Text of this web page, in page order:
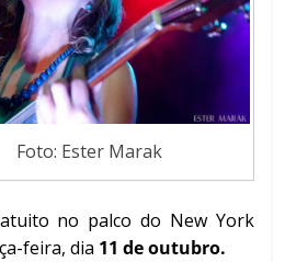
Foto: Ester Marak
no palco do New York
feira, dia 11 de outubro.